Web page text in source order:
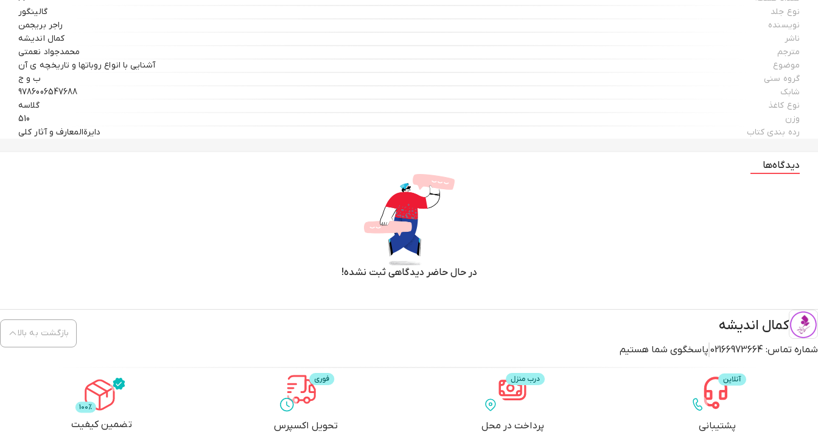
نوع جلد
گالينگور
نويسنده
راجر بريجمن
ناشر
كمال انديشه
مترجم
محمدجواد نعمتي
موضوع
آشنايي با انواع روباتها و تاريخچه ي آن
گروه سني
ب و ج
شابك
9786006547688
نوع كاغذ
گلاسه
وزن
510
رده بندي كتاب
دايرة‌المعارف و آثار كلي
دیدگاه‌ها
در حال حاضر دیدگاهی ثبت نشده!
کمال اندیشه
شماره تماس: 02166973664 پاسخگوی شما هستیم
بازگشت به بالا
پشتیبانی پرداخت در محل تحویل اکسپرس تضمین کیفیت